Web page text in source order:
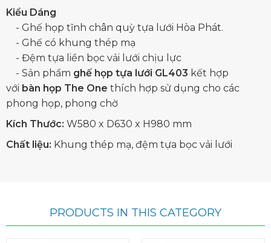
Kiểu Dáng
- Ghế họp tĩnh chân quỳ tựa lưới Hòa Phát.
- Ghế có khung thép mạ
- Đệm tựa liền bọc vải lưới chịu lực
- Sản phẩm ghế họp tựa lưới GL403 kết hợp
với bàn họp The One thích hợp sử dụng cho các
phong họp, phong chờ
Kích Thước: W580 x D630 x H980 mm
Chất liệu: Khung thép mạ, đệm tựa bọc vải lưới
PRODUCTS IN THIS CATEGORY